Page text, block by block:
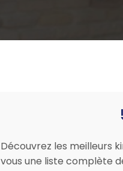
Découvrez les meilleurs
vous une liste complète